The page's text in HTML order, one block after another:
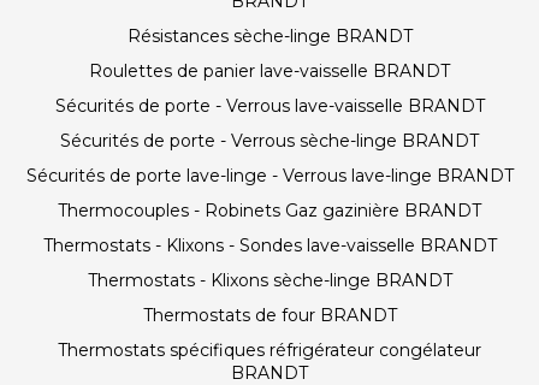
Résistances sèche-linge BRANDT
Roulettes de panier lave-vaisselle BRANDT
Sécurités de porte - Verrous lave-vaisselle BRANDT
Sécurités de porte - Verrous sèche-linge BRANDT
Sécurités de porte lave-linge - Verrous lave-linge BRANDT
Thermocouples - Robinets Gaz gazinière BRANDT
Thermostats - Klixons - Sondes lave-vaisselle BRANDT
Thermostats - Klixons sèche-linge BRANDT
Thermostats de four BRANDT
Thermostats spécifiques réfrigérateur congélateur
BRANDT